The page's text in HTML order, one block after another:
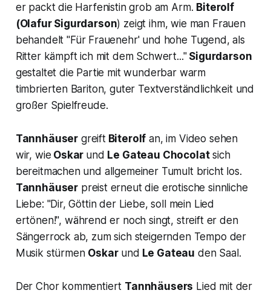
er packt die Harfenistin grob am Arm. Biterolf
(Olafur Sigurdarson) zeigt ihm, wie man Frauen
behandelt "Für Frauenehr' und hohe Tugend, als
Ritter kämpft ich mit dem Schwert..."Sigurdarson
gestaltet die Partie mit wunderbar warm
timbrierten Bariton, guter Textverständlichkeit und
großer Spielfreude.
Tannhäuser greiftBiterolf an, im Video sehen
wir, wie Oskar und Le Gateau Chocolatsich
bereitmachen und allgemeiner Tumult bricht los.
Tannhäuser preist erneut die erotische sinnliche
Liebe: "Dir, Göttin der Liebe, soll mein Lied
ertönen!", während er noch singt, streift er den
Sängerrock ab, zum sich steigernden Tempo der
Musik stürmen Oskarund Le Gateau den Saal.
Der Chor kommentiert Tannhäusers Lied mit der